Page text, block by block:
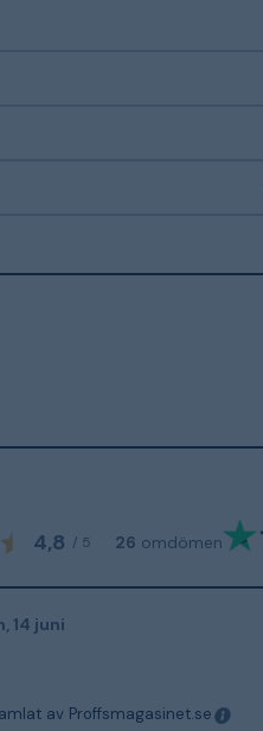
4,8 / 5 26 omdömen
, 14 juni
av Proffsmagasinet.se